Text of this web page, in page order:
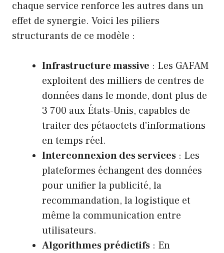
chaque service renforce les autres dans un
effet de synergie. Voici les piliers
structurants de ce modèle :
Infrastructure massive : Les GAFAM
exploitent des milliers de centres de
données dans le monde, dont plus de
3 700 aux États-Unis, capables de
traiter des pétaoctets d’informations
en temps réel.
Interconnexion des services : Les
plateformes échangent des données
pour unifier la publicité, la
recommandation, la logistique et
même la communication entre
utilisateurs.
Algorithmes prédictifs : En